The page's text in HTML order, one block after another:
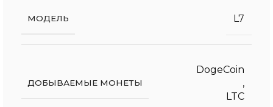
МОДЕЛЬ L7
ДОБЫВАЕМЫЕ МОНЕТЫ
DogeCoin
,
LTC